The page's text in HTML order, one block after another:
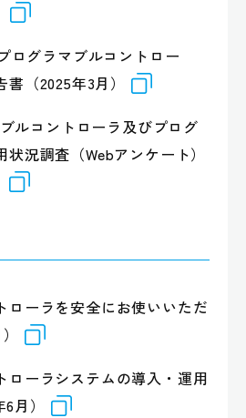
ログラマブルコントロー
（2025年3月）
ルコントローラ及びプログ
況調査（Webアンケート）
ローラを安全にお使いいただ
ローラシステムの導入・運用
月）